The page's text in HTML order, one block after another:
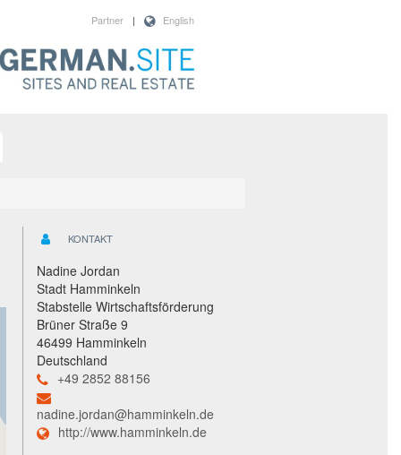
English
|
Partner
KONTAKT
Nadine Jordan
Stadt Hamminkeln
Stabstelle Wirtschaftsförderung
Brüner Straße 9
46499 Hamminkeln
Deutschland
+49 2852 88156
nadine.jordan@hamminkeln.de
http://www.hamminkeln.de